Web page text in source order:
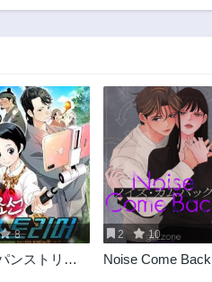
第9話
8
ンストリー
2 10
Noise Come Back